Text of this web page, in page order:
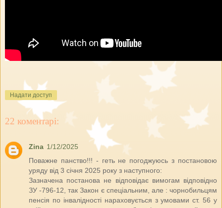
Надати доступ
22 коментарі:
Zina 1/12/2025
Поважне панство!!! - геть не погоджуюсь з постановою
уряду від 3 січня 2025 року з наступного:
Зазначена постанова не відповідає вимогам відповідно
ЗУ -796-12, так Закон є спеціальним, але : чорнобильцям
пенсія по інвалідності нараховується з умовами ст. 56 у